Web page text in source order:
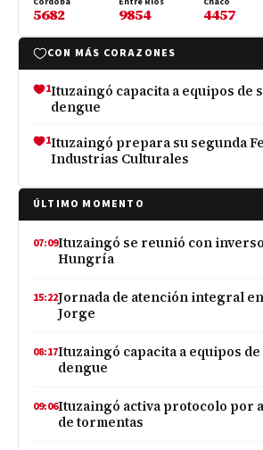
5682 9854 4457
CON MÁS CORAZONES
1Ituzaingó capacita a equipos de
dengue
1Ituzaingó prepara su segunda
Industrias Culturales
ÚLTIMO MOMENTO
07:09Ituzaingó se reunió con
Hungría
15:22Jornada de atención integral
Jorge
08:17Ituzaingó capacita a equipos
dengue
09:06Ituzaingó activa protocolo por
de tormentas